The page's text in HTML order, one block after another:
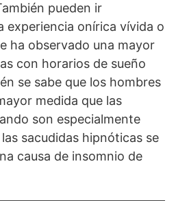
pueden ir
experiencia onírica vívida o
ha observado una mayor
con horarios de sueño
se sabe que los hombres
medida que las
son especialmente
sacudidas hipnóticas se
causa de insomnio de